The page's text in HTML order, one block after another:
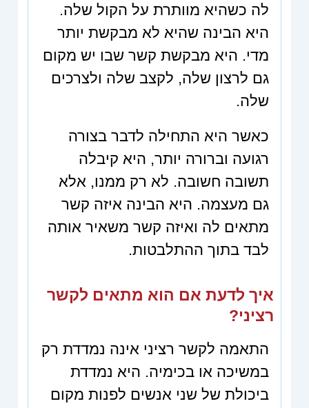
לה כשהיא מוותרת על הקול שלה.
היא הבינה שהיא לא מבקשת יותר
מדי. היא מבקשת קשר שבו יש מקום
גם לרצון שלה, לקצב שלה ולצרכים
שלה.
כאשר היא התחילה לדבר בצורה
רגועה וברורה יותר, היא קיבלה
תשובה חשובה. לא רק ממנו, אלא
גם מעצמה. היא הבינה איזה קשר
מתאים לה ואיזה קשר משאיר אותה
לבד בתוך ההתלבטות.
איך לדעת אם הוא מתאים לקשר
רציני?
התאמה לקשר רציני אינה נמדדת רק
במשיכה או בכימיה. היא נמדדת
ביכולת של שני אנשים לפנות מקום